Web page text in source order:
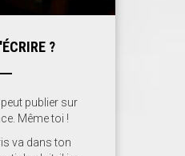
?
publier sur
Même toi !
va dans ton